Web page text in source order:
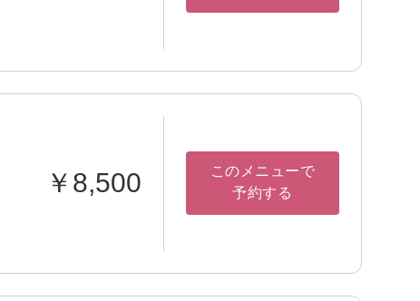
￥8,500
このメニューで
予約する